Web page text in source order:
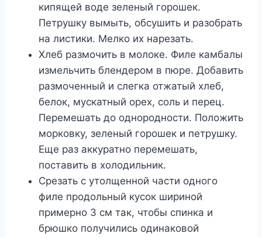
кипящей воде зеленый горошек.
Петрушку вымыть, обсушить и разобрать
на листики. Мелко их нарезать.
Хлеб размочить в молоке. Филе камбалы
измельчить блендером в пюре. Добавить
размоченный и слегка отжатый хлеб,
белок, мускатный орех, соль и перец.
Перемешать до однородности. Положить
морковку, зеленый горошек и петрушку.
Еще раз аккуратно перемешать,
поставить в холодильник.
Срезать с утолщенной части одного
филе продольный кусок шириной
примерно 3 см так, чтобы спинка и
брюшко получились одинаковой